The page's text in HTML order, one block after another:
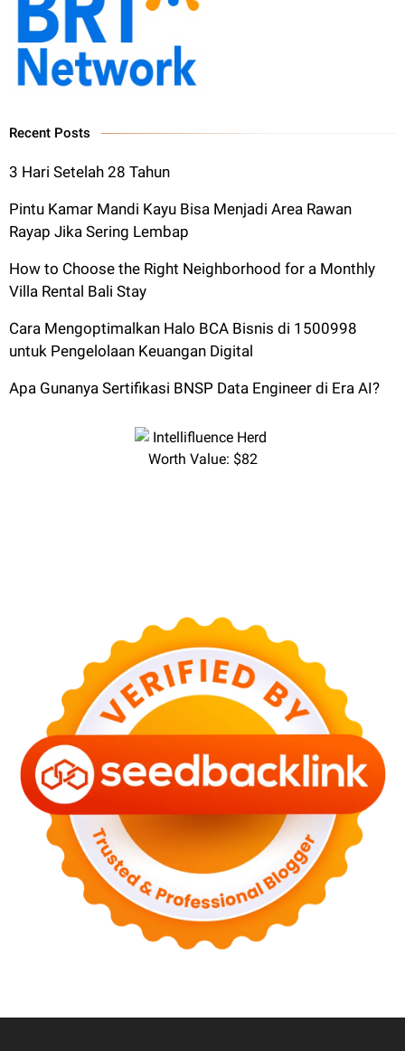
Recent Posts
3 Hari Setelah 28 Tahun
Pintu Kamar Mandi Kayu Bisa Menjadi Area Rawan
Rayap Jika Sering Lembap
How to Choose the Right Neighborhood for a Monthly
Villa Rental Bali Stay
Cara Mengoptimalkan Halo BCA Bisnis di 1500998
untuk Pengelolaan Keuangan Digital
Apa Gunanya Sertifikasi BNSP Data Engineer di Era AI?